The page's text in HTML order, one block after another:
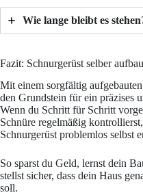
Wie lange bleibt es
Fazit: Schnurgerüst selber
Mit einem sorgfältig
den Grundstein für ein präzises
Wenn du Schritt für Schritt
Schnüre regelmäßig
Schnurgerüst problemlos selbst
So sparst du Geld, lernst dein
stellst sicher, dass dein Haus
soll.